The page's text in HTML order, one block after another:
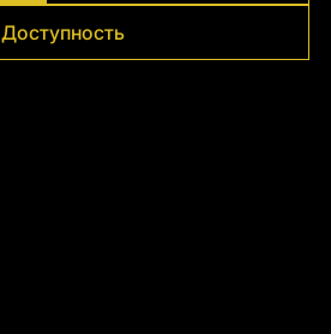
Доступность